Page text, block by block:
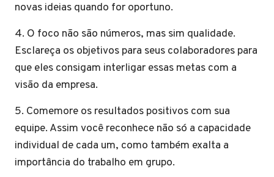
novas ideias quando for oportuno.
4. O foco não são números, mas sim qualidade.
Esclareça os objetivos para seus colaboradores para
que eles consigam interligar essas metas com a
visão da empresa.
5. Comemore os resultados positivos com sua
equipe. Assim você reconhece não só a capacidade
individual de cada um, como também exalta a
importância do trabalho em grupo.